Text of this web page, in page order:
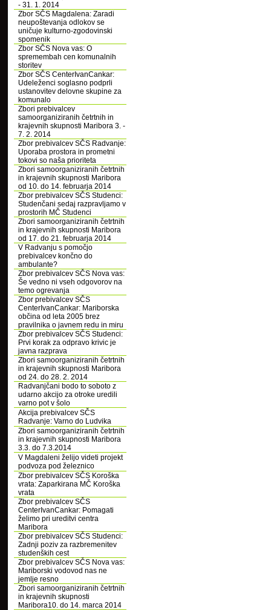
- 31. 1. 2014
Zbor SČS Magdalena: Zaradi
neupoštevanja odlokov se
uničuje kulturno-zgodovinski
spomenik
Zbor SČS Nova vas: O
spremembah cen komunalnih
storitev
Zbor SČS CenterIvanCankar:
Udeleženci soglasno podprli
ustanovitev delovne skupine za
komunalo
Zbori prebivalcev
samoorganiziranih četrtnih in
krajevnih skupnosti Maribora 3. -
7. 2. 2014
Zbor prebivalcev SČS Radvanje:
Uporaba prostora in prometni
tokovi so naša prioriteta
Zbori samoorganiziranih četrtnih
in krajevnih skupnosti Maribora
od 10. do 14. februarja 2014
Zbor prebivalcev SČS Studenci:
Studenčani sedaj razpravljamo v
prostorih MČ Studenci
Zbori samoorganiziranih četrtnih
in krajevnih skupnosti Maribora
od 17. do 21. februarja 2014
V Radvanju s pomočjo
prebivalcev končno do
ambulante?
Zbor prebivalcev SČS Nova vas:
Še vedno ni vseh odgovorov na
temo ogrevanja
Zbor prebivalcev SČS
CenterIvanCankar: Mariborska
občina od leta 2005 brez
pravilnika o javnem redu in miru
Zbor prebivalcev SČS Studenci:
Prvi korak za odpravo krivic je
javna razprava
Zbori samoorganiziranih četrtnih
in krajevnih skupnosti Maribora
od 24. do 28. 2. 2014
Radvanjčani bodo to soboto z
udarno akcijo za otroke uredili
varno pot v šolo
Akcija prebivalcev SČS
Radvanje: Varno do Ludvika
Zbori samoorganiziranih četrtnih
in krajevnih skupnosti Maribora
3.3. do 7.3.2014
V Magdaleni želijo videti projekt
podvoza pod železnico
Zbor prebivalcev SČS Koroška
vrata: Zaparkirana MČ Koroška
vrata
Zbor prebivalcev SČS
CenterIvanCankar: Pomagati
želimo pri ureditvi centra
Maribora
Zbor prebivalcev SČS Studenci:
Zadnji poziv za razbremenitev
studenških cest
Zbor prebivalcev SČS Nova vas:
Mariborski vodovod nas ne
jemlje resno
Zbori samoorganiziranih četrtnih
in krajevnih skupnosti
Maribora10. do 14. marca 2014